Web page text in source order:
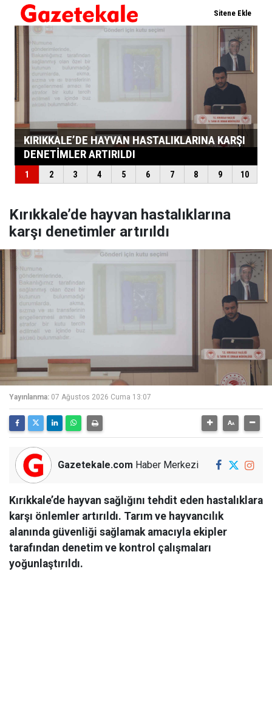
Kırıkkale’de hayvan hastalıklarına
karşı denetimler artırıldı
Yayınlanma: 07 Ağustos 2026 Cuma 13:07
Gazetekale.com Haber Merkezi
Kırıkkale’de hayvan sağlığını tehdit eden hastalıklara
karşı önlemler artırıldı. Tarım ve hayvancılık
alanında güvenliği sağlamak amacıyla ekipler
tarafından denetim ve kontrol çalışmaları
yoğunlaştırıldı.